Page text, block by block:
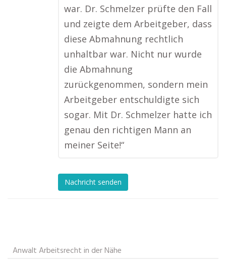
war. Dr. Schmelzer prüfte den Fall
und zeigte dem Arbeitgeber, dass
diese Abmahnung rechtlich
unhaltbar war. Nicht nur wurde
die Abmahnung
zurückgenommen, sondern mein
Arbeitgeber entschuldigte sich
sogar. Mit Dr. Schmelzer hatte ich
genau den richtigen Mann an
meiner Seite!“
Nachricht senden
Anwalt Arbeitsrecht in der Nähe